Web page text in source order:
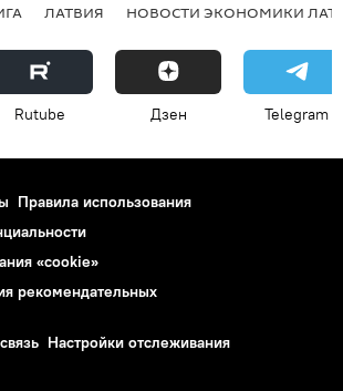
ЛАТВИЯ НОВОСТИ ЭКОНОМИКИ
Rutube Дзен Telegram
Правила использования
«cookie»
рекомендательных
Настройки отслеживания